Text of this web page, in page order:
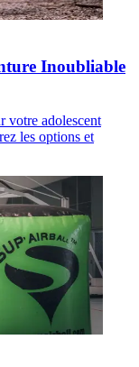
Inoubliable
votre adolescent
les options et